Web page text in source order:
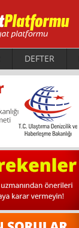
DEFTER